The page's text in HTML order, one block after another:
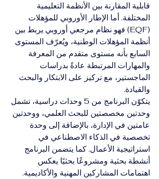
قابلية المقارنة بين الأنظمة التعليمية
المختلفة. أما الإطار الأوروبي للمؤهلات
(EQF) فهو نظام مرجعي أوروبي يربط بين
أنظمة المؤهلات الوطنية، ويُعرّف المستوى
السابع بأنه مستوى متقدم من المعرفة
والمهارات المرتبطة عادةً بدراسات
الماجستير، مع تركيز على الابتكار والبحث
والقيادة.
يتكوّن البرنامج من 5 وحدات دراسية، تشمل
وحدتين مخصصتين للبحث العلمي، ووحدتين
عامتين في الإدارة، بالإضافة إلى وحدة
تخصصية في الذكاء الاصطناعي في
استراتيجية الأعمال. كما يتضمن البرنامج
أنشطة بحثية ومشروعًا بحثيًا يعكس
اهتمامات المشاركين المهنية والأكاديمية.